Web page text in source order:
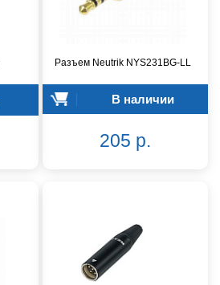
Разъем Neutrik NYS231BG-LL
В наличии
205 р.